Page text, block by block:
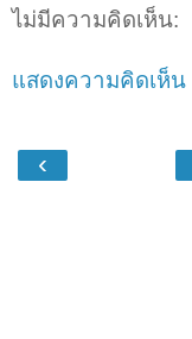
ไม่มีความคิดเห็น:
แสดงความคิดเห็น
‹